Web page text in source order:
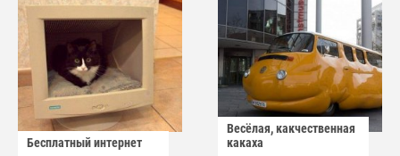
Бесплатный интернет
Весёлая, какчественная
какаха